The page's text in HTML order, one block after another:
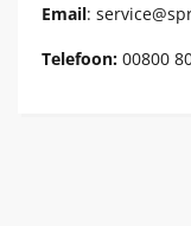
Email:
Telefoon: 00800